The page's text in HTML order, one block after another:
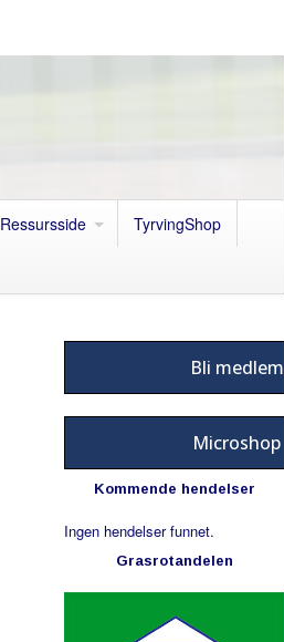
Ressursside TyrvingShop
Bli medlem
Microshop
Kommende hendelser
Ingen hendelser funnet.
Grasrotandelen